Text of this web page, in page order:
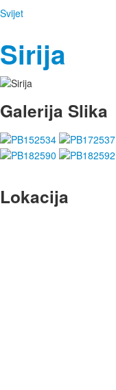
Svijet
Sirija
Galerija Slika
Lokacija